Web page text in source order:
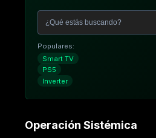
Populares:
Smart TV
PS5
Inverter
Operación Sistémica